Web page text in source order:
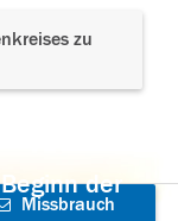
zu
der
Missbrauch